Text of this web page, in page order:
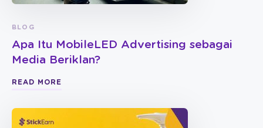
BLOG
Apa Itu MobileLED Advertising sebagai
Media Beriklan?
READ MORE